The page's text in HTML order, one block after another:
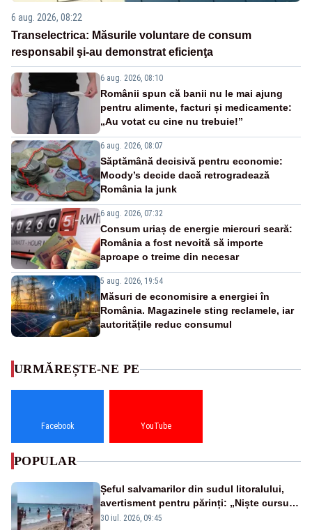
6 aug. 2026, 08:22
Transelectrica: Măsurile voluntare de consum
responsabil şi-au demonstrat eficienţa
6 aug. 2026, 08:10
Românii spun că banii nu le mai ajung
pentru alimente, facturi și medicamente:
„Au votat cu cine nu trebuie!”
6 aug. 2026, 08:07
Săptămână decisivă pentru economie:
Moody’s decide dacă retrogradează
România la junk
6 aug. 2026, 07:32
Consum uriaș de energie miercuri seară:
România a fost nevoită să importe
aproape o treime din necesar
5 aug. 2026, 19:54
Măsuri de economisire a energiei în
România. Magazinele sting reclamele, iar
autoritățile reduc consumul
URMĂREȘTE-NE PE
Facebook YouTube
POPULAR
Șeful salvamarilor din sudul litoralului,
avertisment pentru părinți: „Niște cursuri
de înot la piscină nu sunt suficiente”
30 iul. 2026, 09:45